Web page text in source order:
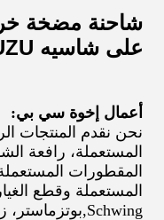
على شاسيه SSUZU
أعمال إخوة سي بي:
نحن نقدم المنتجات
المستعملة، رافعة
المقطورات
المستعملة وقطع
Schwing
,بوتزماستر،